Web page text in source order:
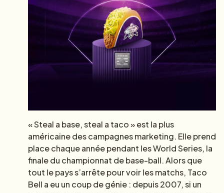
« Steal a base, steal a taco » est la plus
américaine des campagnes marketing. Elle prend
place chaque année pendant les World Series, la
finale du championnat de base-ball. Alors que
tout le pays s’arrête pour voir les matchs, Taco
Bell a eu un coup de génie : depuis 2007, si un